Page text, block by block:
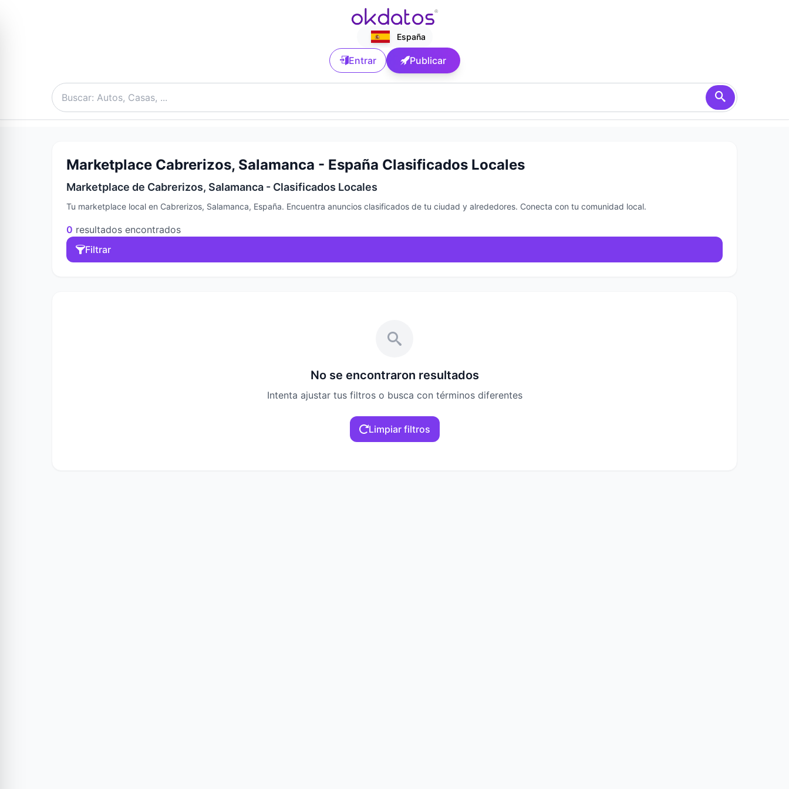
España
Entrar Publicar
Marketplace Cabrerizos, Salamanca - España Clasificados Locales
Marketplace de Cabrerizos, Salamanca - Clasificados Locales
Tu marketplace local en Cabrerizos, Salamanca, España. Encuentra anuncios clasificados de tu ciudad y alrededores. Conecta con tu comunidad local.
0 resultados encontrados
Filtrar
No se encontraron resultados
Intenta ajustar tus filtros o busca con términos diferentes
Limpiar filtros